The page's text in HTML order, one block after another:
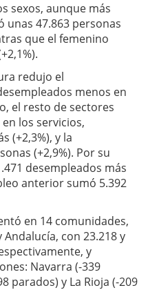
sexos, aunque más
unas 47.863 personas
que el femenino
redujo el
menos en
el resto de sectores
los servicios,
(+2,3%), y la
(+2,9%). Por su
desempleados más
anterior sumó 5.392
en 14 comunidades,
con 23.218 y
y
Navarra (-339
parados) y La Rioja (-209